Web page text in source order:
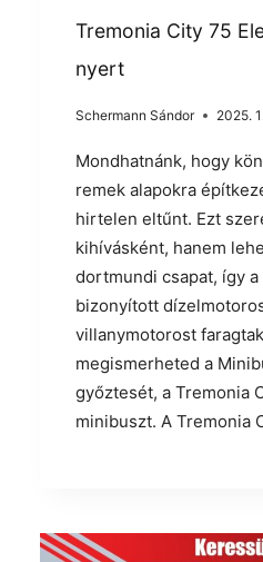
Tremonia City 75
nyert
Schermann Sándor 2025.
Mondhatnánk, hogy
remek alapokra
hirtelen eltűnt. Ezt
kihívásként, hanem
dortmundi csapat, így
bizonyított
villanymotorost
megismerheted a
győztesét, a Tremonia
minibuszt. A Tremonia